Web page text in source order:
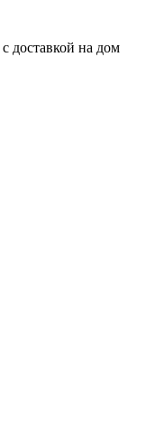
доставкой на дом